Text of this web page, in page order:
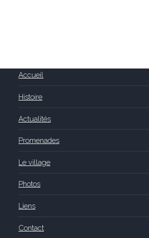
Accueil
Histoire
Actualités
Promenades
Le village
Photos
Liens
Contact